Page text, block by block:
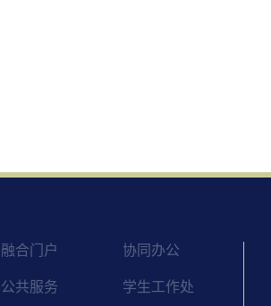
融合门户 协同办公
公共服务 学生工作处